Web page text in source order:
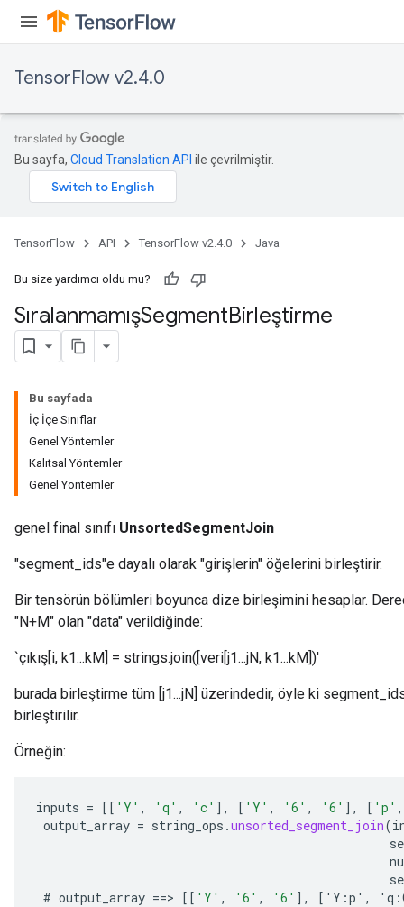
TensorFlow v2.4.0
Bu sayfa, Cloud Translation API ile çevrilmiştir.
TensorFlow API TensorFlow v2.4.0 Java
Bu size yardımcı oldu mu?
SıralanmamışSegmentBirleştirme
Bu sayfada
İç İçe Sınıflar
Genel Yöntemler
Kalıtsal Yöntemler
Genel Yöntemler
genel final sınıfı UnsortedSegmentJoin
"segment_ids"e dayalı olarak "girişlerin" öğelerini birleştirir.
Bir tensörün bölümleri boyunca dize birleşimini hesaplar.
"N+M" olan "data" verildiğinde:
`çıkış[i, k1...kM] = strings.join([veri[j1...jN, k1...kM])'
burada birleştirme tüm [j1...jN] üzerindedir, öyle ki
birleştirilir.
Örneğin:
inputs = [[ 'Y' , 'q' , 'c' ] , [ 'Y' , '6' , '6' ] , [ 'p' ,
output_array = string_ops .unsorted_segment_join(
# output_array ==> [[ 'Y' , '6' , '6' ] , [ ' Y :p ' , ' q :